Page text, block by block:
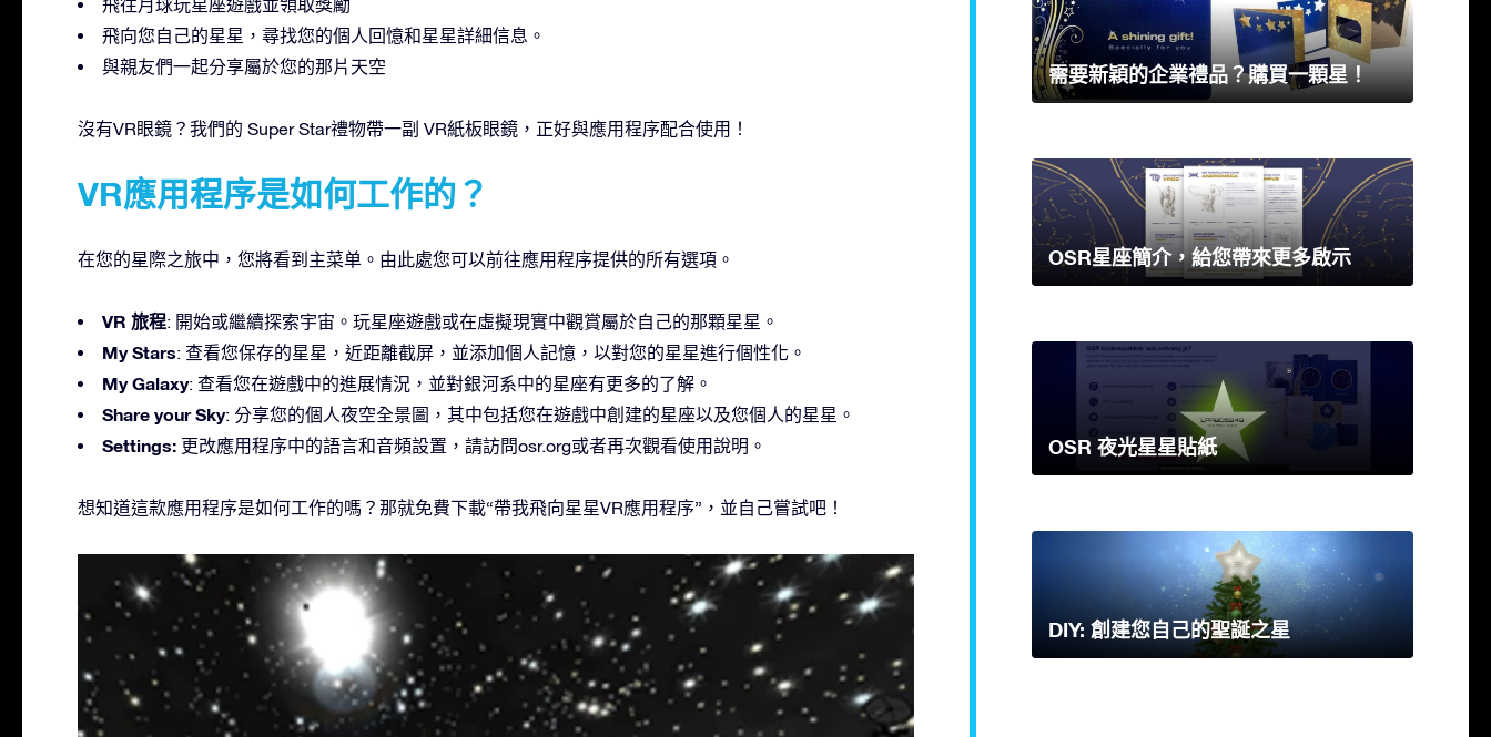
飛往月球玩星座遊戲並領取獎勵
飛向您自己的星星，尋找您的個人回憶和星星詳細信息。
與親友們一起分享屬於您的那片天空
沒有VR眼鏡？我們的 Super Star禮物帶一副 VR紙板眼鏡，正好與應用程序配合使用！
VR應用程序是如何工作的？
在您的星際之旅中，您將看到主菜单。由此處您可以前往應用程序提供的所有選項。
VR 旅程: 開始或繼續探索宇宙。玩星座遊戲或在虛擬現實中觀賞屬於自己的那顆星星。
My Stars: 查看您保存的星星，近距離截屏，並添加個人記憶，以對您的星星進行個性化。
My Galaxy: 查看您在遊戲中的進展情況，並對銀河系中的星座有更多的了解。
Share your Sky: 分享您的個人夜空全景圖，其中包括您在遊戲中創建的星座以及您個人的星星。
Settings: 更改應用程序中的語言和音頻設置，請訪問osr.org或者再次觀看使用說明。
想知道這款應用程序是如何工作的嗎？那就免費下載“帶我飛向星星VR應用程序”，並自己嘗試吧！
需要新穎的企業禮品？購買一顆星！
OSR星座簡介，給您帶來更多啟示
OSR 夜光星星貼紙
DIY: 創建您自己的聖誕之星